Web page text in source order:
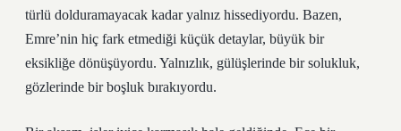
türlü dolduramayacak kadar yalnız hissediyordu. Bazen,
Emre’nin hiç fark etmediği küçük detaylar, büyük bir
eksikliğe dönüşüyordu. Yalnızlık, gülüşlerinde bir solukluk,
gözlerinde bir boşluk bırakıyordu.